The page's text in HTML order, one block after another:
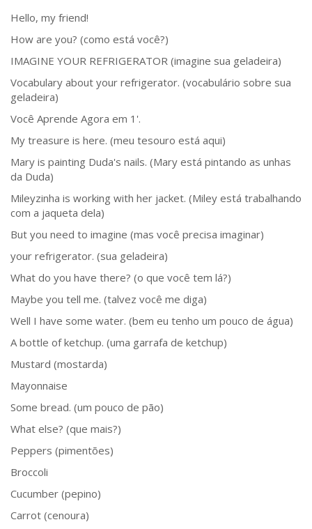
Hello, my friend!
How are you? (como está você?)
IMAGINE YOUR REFRIGERATOR (imagine sua geladeira)
Vocabulary about your refrigerator. (vocabulário sobre sua
geladeira)
Você Aprende Agora em 1'.
My treasure is here. (meu tesouro está aqui)
Mary is painting Duda's nails. (Mary está pintando as unhas
da Duda)
Mileyzinha is working with her jacket. (Miley está trabalhando
com a jaqueta dela)
But you need to imagine (mas você precisa imaginar)
your refrigerator. (sua geladeira)
What do you have there? (o que você tem lá?)
Maybe you tell me. (talvez você me diga)
Well I have some water. (bem eu tenho um pouco de água)
A bottle of ketchup. (uma garrafa de ketchup)
Mustard (mostarda)
Mayonnaise
Some bread. (um pouco de pão)
What else? (que mais?)
Peppers (pimentões)
Broccoli
Cucumber (pepino)
Carrot (cenoura)